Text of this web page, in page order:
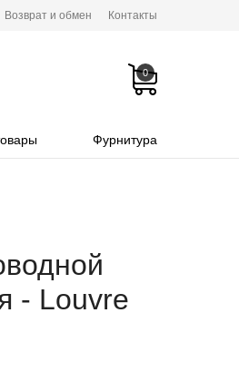
Возврат и обмен Контакты
0
Фурнитура
- Louvre